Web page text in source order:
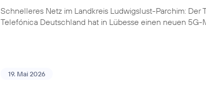
Schnelleres Netz im Landkreis Ludwigslust-Parchim: Der
Telefónica Deutschland hat in Lübesse einen neuen
19. Mai 2026